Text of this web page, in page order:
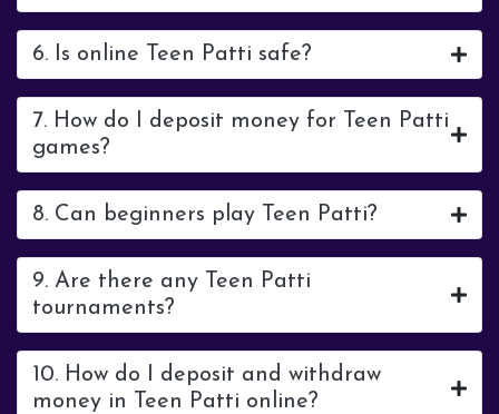
6. Is online Teen Patti safe?
7. How do I deposit money for Teen Patti
games?
8. Can beginners play Teen Patti?
9. Are there any Teen Patti
tournaments?
10. How do I deposit and withdraw
money in Teen Patti online?